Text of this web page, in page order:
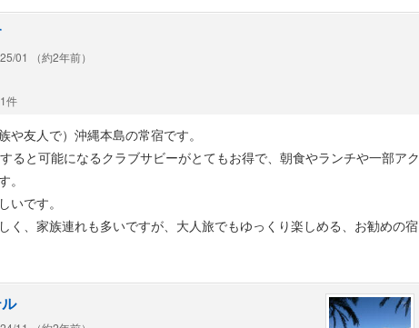
01 （約2年前）
件
友人で）沖縄本島の常宿です。
ると可能になるクラブサビーがとてもお得で、朝食やランチや一部アク
。
いです。
く、家族連れも多いですが、大人旅でもゆっくり楽しめる、お勧めの宿